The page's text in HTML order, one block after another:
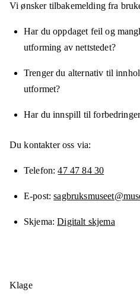
Vi ønsker tilbakemelding fra
Har du oppdaget feil og
utforming av nettstedet?
Trenger du alternativ til
utformet?
Har du innspill til
Du kontakter oss via:
Telefon 47 47 84 30
E-post
Skjema Digitalt skjema
Klage